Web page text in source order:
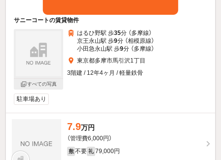
サニーコートの賃貸物件
すべての写真
はるひ野駅 歩35分 （多摩線）
京王永山駅 歩9分 （相模原線）
小田急永山駅 歩9分 （多摩線）
東京都多摩市馬引沢1丁目
3階建 / 12年4ヶ月 / 軽量鉄骨
駐車場あり
7.9万円
（管理費6,000円）
敷 不要 礼 79,000円